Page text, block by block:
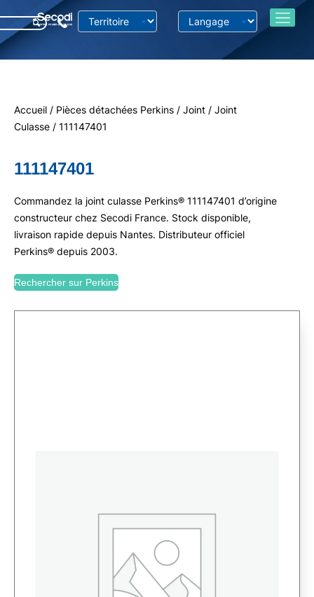
Accueil / Pièces détachées Perkins / Joint / Joint
Culasse / 111147401
111147401
Commandez la joint culasse Perkins® 111147401 d’origine
constructeur chez Secodi France. Stock disponible,
livraison rapide depuis Nantes. Distributeur officiel
Perkins® depuis 2003.
Rechercher sur Perkins